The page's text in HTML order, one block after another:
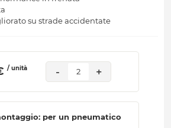
su strade accidentate
/ unità - 2 +
per un pneumatico